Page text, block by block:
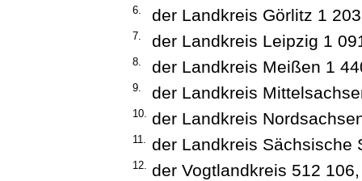
6. der Landkreis Görlitz 1
7. der Landkreis Leipzig 1
8. der Landkreis Meißen 1
9. der Landkreis
10. der Landkreis
11. der Landkreis Sächsische
12. der Vogtlandkreis 512 106,